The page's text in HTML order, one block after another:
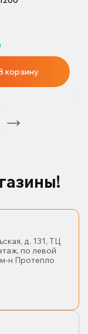
корзину
д. 131, ТЦ
по левой
н Протепло